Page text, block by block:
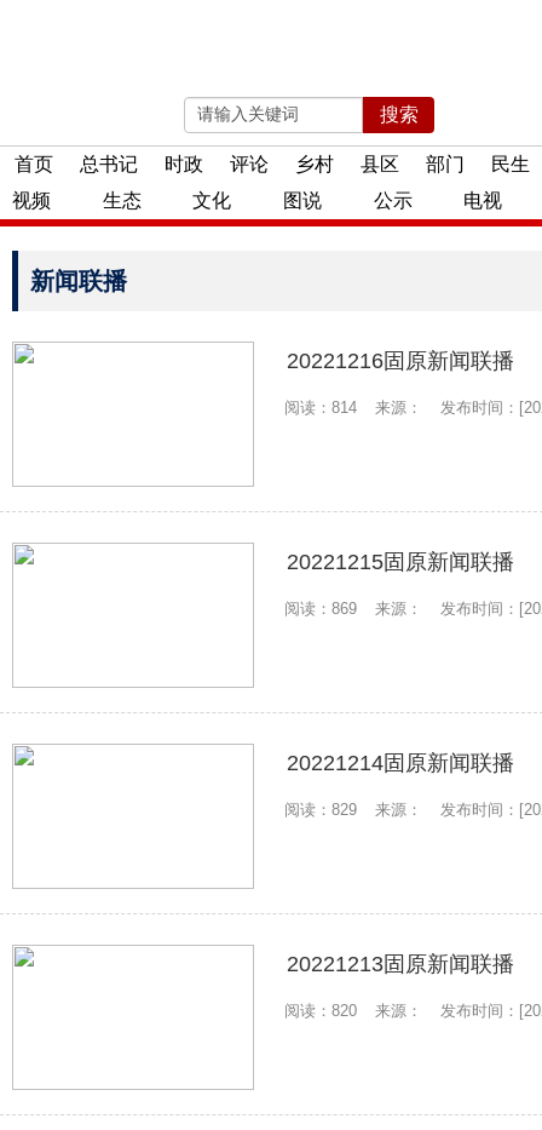
搜索
2026年08月06日 星期四
首页 总书记 时政 评论 乡村 县区 部门
民生
视频
生态 文化 图说 公示 电视
新闻联播
20221216固原新闻联播
阅读：814 来源： 发布时间：
20221215固原新闻联播
阅读：869 来源： 发布时间：
20221214固原新闻联播
阅读：829 来源： 发布时间：
20221213固原新闻联播
阅读：820 来源： 发布时间：